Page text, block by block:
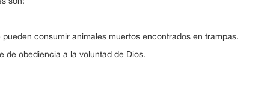
consumir animales muertos encontrados en trampas.
de obediencia a la voluntad de Dios.